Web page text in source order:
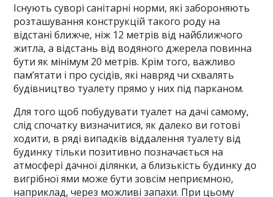
Існують суворі санітарні норми, які забороняють
розташування конструкцій такого роду на
відстані ближче, ніж 12 метрів від найближчого
житла, а відстань від водяного джерела повинна
бути як мінімум 20 метрів. Крім того, важливо
пам’ятати і про сусідів, які навряд чи схвалять
будівництво туалету прямо у них під парканом.
Для того щоб побудувати туалет на дачі самому,
слід спочатку визначитися, як далеко ви готові
ходити, в ряді випадків віддалення туалету від
будинку тільки позитивно позначається на
атмосфері дачної ділянки, а близькість будинку до
вигрібної ями може бути зовсім неприємною,
наприклад, через можливі запахи. При цьому